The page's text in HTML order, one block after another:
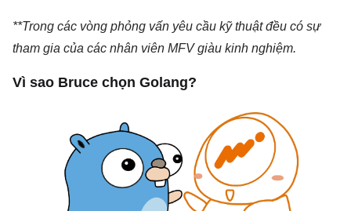
**Trong các vòng phỏng vấn yêu cầu kỹ thuật đều có sự
tham gia của các nhân viên MFV giàu kinh nghiệm.
Vì sao Bruce chọn Golang?